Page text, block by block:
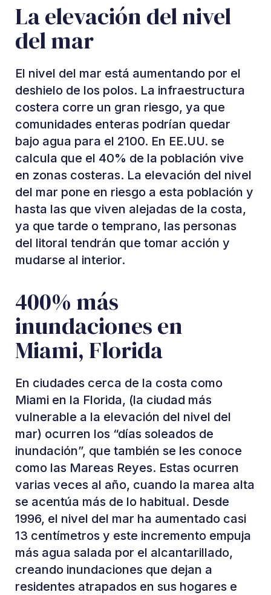
La elevación del nivel
del mar
El nivel del mar está aumentando por el
deshielo de los polos. La infraestructura
costera corre un gran riesgo, ya que
comunidades enteras podrían quedar
bajo agua para el 2100. En EE.UU. se
calcula que el 40% de la población vive
en zonas costeras. La elevación del nivel
del mar pone en riesgo a esta población y
hasta las que viven alejadas de la costa,
ya que tarde o temprano, las personas
del litoral tendrán que tomar acción y
mudarse al interior.
400% más
inundaciones en
Miami, Florida
En ciudades cerca de la costa como
Miami en la Florida, (la ciudad más
vulnerable a la elevación del nivel del
mar) ocurren los “días soleados de
inundación”, que también se les conoce
como las Mareas Reyes. Estas ocurren
varias veces al año, cuando la marea alta
se acentúa más de lo habitual. Desde
1996, el nivel del mar ha aumentado casi
13 centímetros y este incremento empuja
más agua salada por el alcantarillado,
creando inundaciones que dejan a
residentes atrapados en sus hogares e